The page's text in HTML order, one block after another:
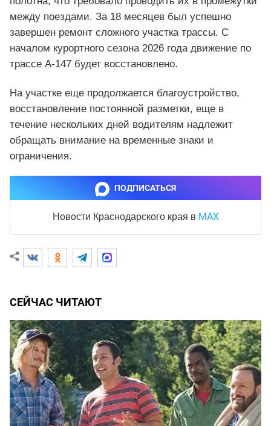
между поездами. За 18 месяцев был успешно
завершен ремонт сложного участка трассы. С
началом курортного сезона 2026 года движение по
трассе А-147 будет восстановлено.
На участке еще продолжается благоустройство,
восстановление постоянной разметки, еще в
течение нескольких дней водителям надлежит
обращать внимание на временные знаки и
ограничения.
ПОДПИСАТЬСЯ
Новости Краснодарского края в MAX
СЕЙЧАС ЧИТАЮТ